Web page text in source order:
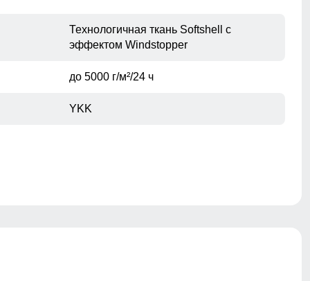
Технологичная ткань Softshell с
эффектом Windstopper
до 5000 г/м²/24 ч
YKK